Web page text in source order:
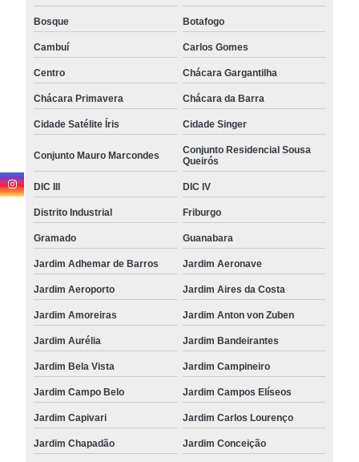
Bosque Botafogo
Cambuí Carlos Gomes
Centro Chácara Gargantilha
Chácara Primavera Chácara da Barra
Cidade Satélite Íris Cidade Singer
Conjunto Mauro Marcondes
Conjunto Residencial Sousa
Queirós
DIC III DIC IV
Distrito Industrial Friburgo
Gramado Guanabara
Jardim Adhemar de Barros Jardim Aeronave
Jardim Aeroporto Jardim Aires da Costa
Jardim Amoreiras Jardim Anton von Zuben
Jardim Aurélia Jardim Bandeirantes
Jardim Bela Vista Jardim Campineiro
Jardim Campo Belo Jardim Campos Elíseos
Jardim Capivari Jardim Carlos Lourenço
Jardim Chapadão Jardim Conceição